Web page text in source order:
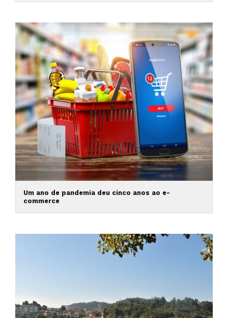
Um ano de pandemia deu cinco anos ao e-
commerce